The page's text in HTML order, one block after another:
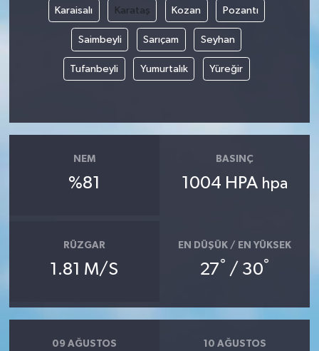
Karaisalı Karataş Kozan Pozantı
Saimbeyli Sarıçam Seyhan
Tufanbeyli Yumurtalık Yüreğir
NEM
%81
BASINÇ
1004 HPA hpa
RÜZGAR
1.81 M/S
EN DÜŞÜK / EN YÜKSEK
27° / 30°
09 AĞUSTOS 10 AĞUSTOS